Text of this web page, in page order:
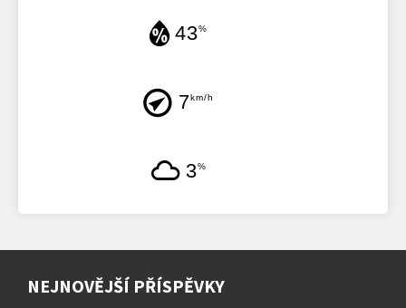
43%
7km/h
3%
NEJNOVĚJŠÍ PŘÍSPĚVKY